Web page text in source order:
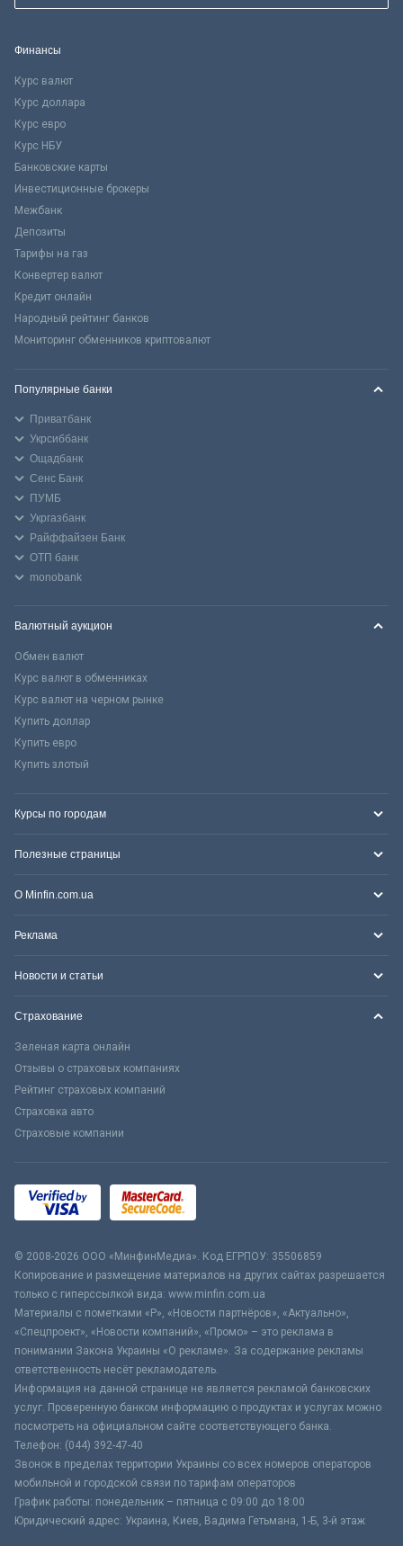
Финансы
Курс валют
Курс доллара
Курс евро
Курс НБУ
Банковские карты
Инвестиционные брокеры
Межбанк
Депозиты
Тарифы на газ
Конвертер валют
Кредит онлайн
Народный рейтинг банков
Мониторинг обменников криптовалют
Популярные банки
Приватбанк
Укрсиббанк
Ощадбанк
Сенс Банк
ПУМБ
Укргазбанк
Райффайзен Банк
ОТП банк
monobank
Валютный аукцион
Обмен валют
Курс валют в обменниках
Курс валют на черном рынке
Купить доллар
Купить евро
Купить злотый
Курсы по городам
Полезные страницы
О Minfin.com.ua
Реклама
Новости и статьи
Страхование
Зеленая карта онлайн
Отзывы о страховых компаниях
Рейтинг страховых компаний
Страховка авто
Страховые компании
© 2008-2026 ООО «МинфинМедиа». Код ЕГРПОУ: 35506859
Копирование и размещение материалов на других сайтах разрешается
только с гиперссылкой вида: www.minfin.com.ua
Материалы с пометками «Р», «Новости партнёров», «Актуально»,
«Спецпроект», «Новости компаний», «Промо» – это реклама в
понимании Закона Украины «О рекламе». За содержание рекламы
ответственность несёт рекламодатель.
Информация на данной странице не является рекламой банковских
услуг. Проверенную банком информацию о продуктах и услугах можно
посмотреть на официальном сайте соответствующего банка.
Телефон: (044) 392-47-40
Звонок в пределах территории Украины со всех номеров операторов
мобильной и городской связи по тарифам операторов
График работы: понедельник – пятница с 09:00 до 18:00
Юридический адрес: Украина, Киев, Вадима Гетьмана, 1-Б, 3-й этаж